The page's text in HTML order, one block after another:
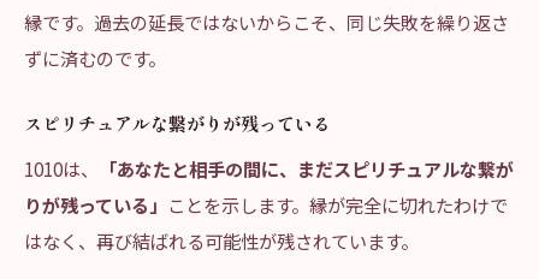
縁です。過去の延長ではないからこそ、同じ失敗を繰り返さ
ずに済むのです。
スピリチュアルな繋がりが残っている
1010は、
「あなたと相手の間に、まだスピリチュアルな繋が
りが残っている」 ことを示します。縁が完全に切れたわけで
はなく、再び結ばれる可能性が残されています。